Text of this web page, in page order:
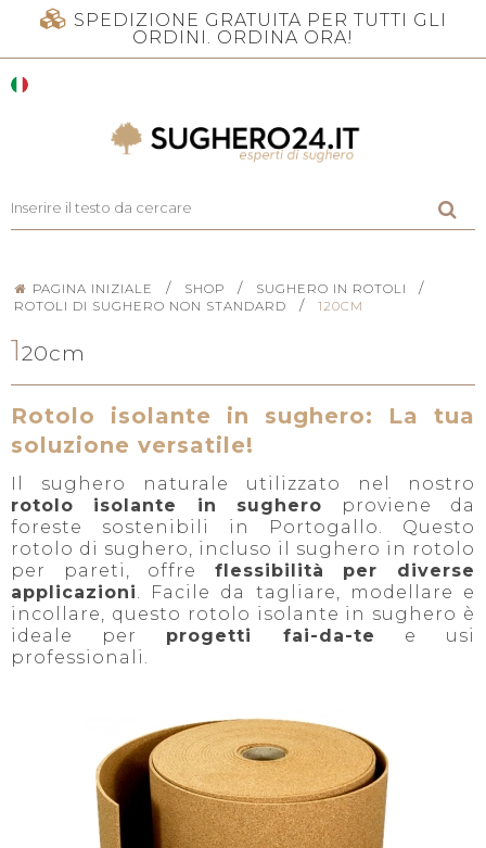
SPEDIZIONE GRATUITA PER TUTTI GLI
ORDINI. ORDINA ORA!
PAGINA INIZIALE / SHOP / SUGHERO IN ROTOLI /
ROTOLI DI SUGHERO NON STANDARD / 120CM
120cm
Rotolo isolante in sughero: La tua
soluzione versatile!
Il sughero naturale utilizzato nel nostro
rotolo isolante in sughero proviene da
foreste sostenibili in Portogallo. Questo
rotolo di sughero, incluso il sughero in rotolo
per pareti, offre flessibilità per diverse
applicazioni
. Facile da tagliare, modellare e
incollare, questo rotolo isolante in sughero è
ideale per progetti fai-da-te e usi
professionali.